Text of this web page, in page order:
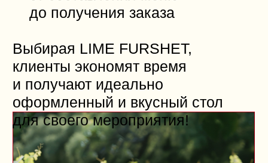
Что вас ждёт:
Европейская, татарская
разнообразного праздничного
Мероприятия «Халяль»
с соблюдением всех
национальных традиций
Индивидуальный подход
и помощь в организации
Удобные способы расчёта
и приемлемые цены